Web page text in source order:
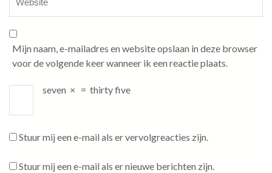
Mijn naam, e-mailadres en website opslaan in deze browser
voor de volgende keer wanneer ik een reactie plaats.
seven × = thirty five
Stuur mij een e-mail als er vervolgreacties zijn.
Stuur mij een e-mail als er nieuwe berichten zijn.